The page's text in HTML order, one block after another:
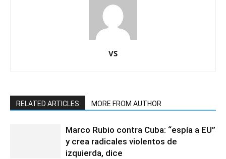
VS
RELATED ARTICLES MORE FROM AUTHOR
Marco Rubio contra Cuba: “espía a EU”
y crea radicales violentos de
izquierda, dice